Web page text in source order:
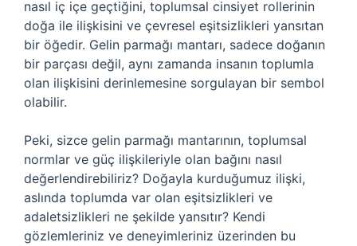
nasıl iç içe geçtiğini, toplumsal cinsiyet rollerinin
doğa ile ilişkisini ve çevresel eşitsizlikleri yansıtan
bir öğedir. Gelin parmağı mantarı, sadece doğanın
bir parçası değil, aynı zamanda insanın toplumla
olan ilişkisini derinlemesine sorgulayan bir sembol
olabilir.
Peki, sizce gelin parmağı mantarının, toplumsal
normlar ve güç ilişkileriyle olan bağını nasıl
değerlendirebiliriz? Doğayla kurduğumuz ilişki,
aslında toplumda var olan eşitsizlikleri ve
adaletsizlikleri ne şekilde yansıtır? Kendi
gözlemleriniz ve deneyimleriniz üzerinden bu